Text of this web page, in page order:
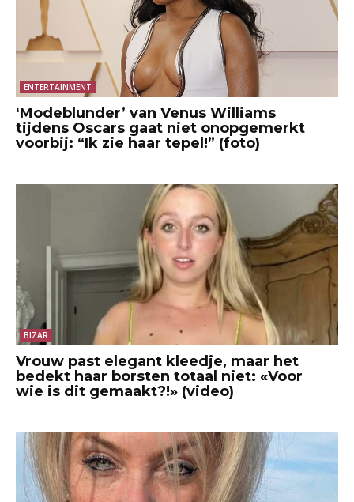
ENTERTAINMENT
‘Modeblunder’ van Venus Williams
tijdens Oscars gaat niet onopgemerkt
voorbij: “Ik zie haar tepel!” (foto)
BIZAR
Vrouw past elegant kleedje, maar het
bedekt haar borsten totaal niet: «Voor
wie is dit gemaakt?!» (video)